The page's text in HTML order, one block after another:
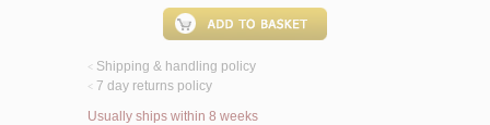
< Shipping & handling policy
< 7 day returns policy
Usually ships within 8 weeks